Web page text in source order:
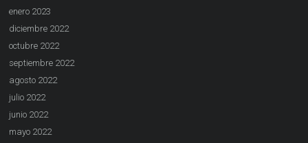
enero 2023
diciembre 2022
octubre 2022
septiembre 2022
agosto 2022
julio 2022
junio 2022
mayo 2022